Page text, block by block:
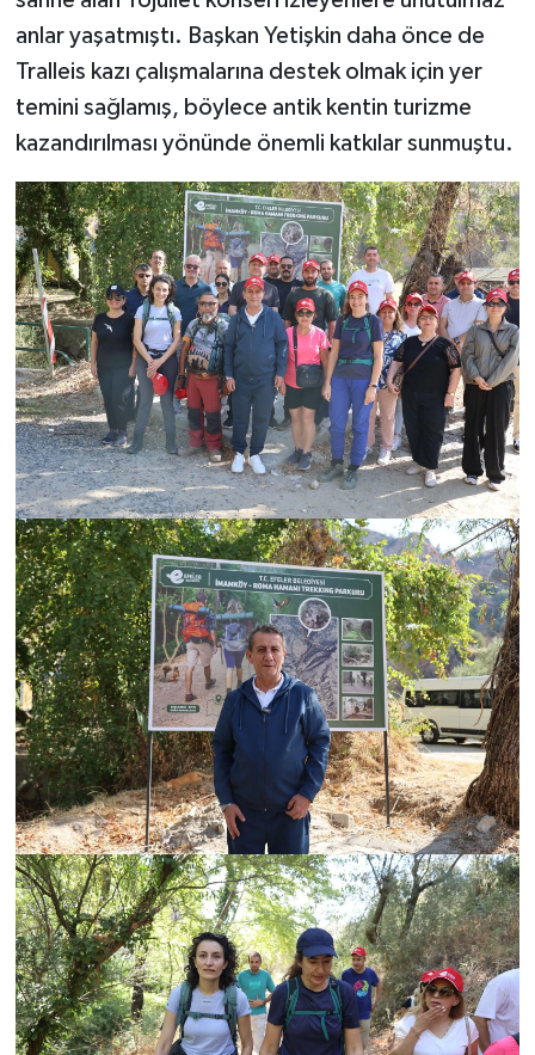
anlar yaşatmıştı. Başkan Yetişkin daha önce de
Tralleis kazı çalışmalarına destek olmak için yer
temini sağlamış, böylece antik kentin turizme
kazandırılması yönünde önemli katkılar sunmuştu.